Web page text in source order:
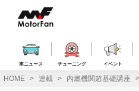
ス
車ニュース チューニング イベント
HOME 連載 内燃機関超基礎講座